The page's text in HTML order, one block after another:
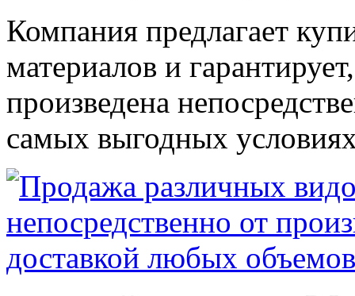
Компания предлагает
материалов и
произведена
самых выгодных